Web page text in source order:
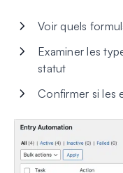
Voir quels
Examiner les
statut
Confirmer si les